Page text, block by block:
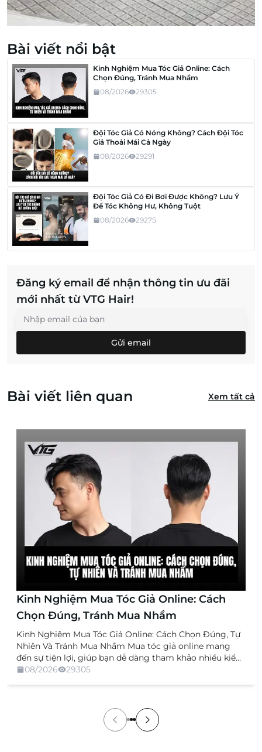
Bài viết nổi bật
Kinh Nghiệm Mua Tóc Giả Online: Cách
Chọn Đúng, Tránh Mua Nhầm
08/2026
29305
Đội Tóc Giả Có Nóng Không? Cách Đội Tóc
Giả Thoải Mái Cả Ngày
08/2026
29291
Đội Tóc Giả Có Đi Bơi Được Không? Lưu Ý
Để Tóc Không Hư, Không Tuột
08/2026
29275
Đăng ký email để nhận thông tin ưu đãi
mới nhất từ VTG Hair!
Gửi email
Bài viết liên quan Xem tất cả
Kinh Nghiệm Mua Tóc Giả Online: Cách
Chọn Đúng, Tránh Mua Nhầm
Kinh Nghiệm Mua Tóc Giả Online: Cách Chọn Đúng, Tự
Nhiên Và Tránh Mua Nhầm Mua tóc giả online mang
đến sự tiện lợi, giúp bạn dễ dàng tham khảo nhiều kiểu
dáng, chất liệu và mức giá mà không cần trực tiếp đến
08/2026 29305